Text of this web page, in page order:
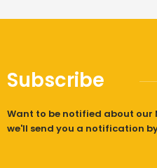
Subscribe
Want to be notified about our
we'll send you a notification